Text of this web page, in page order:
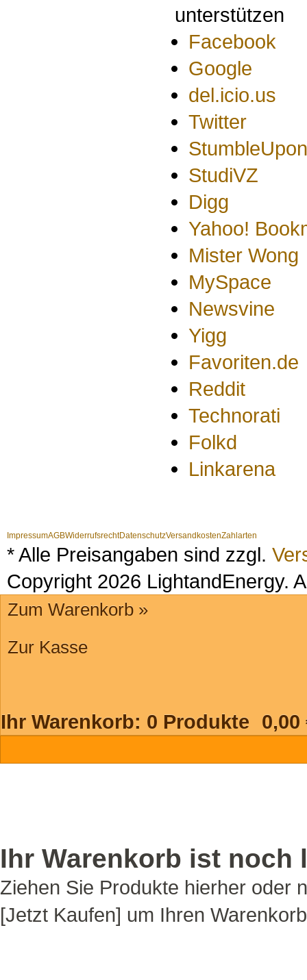
Facebook
Google
del.icio.us
Twitter
StumbleUpon
StudiVZ
Digg
Yahoo!
Mister Wong
MySpace
Newsvine
Yigg
Favoriten.de
Reddit
Technorati
Folkd
Linkarena
ImpressumAGBWiderrufsrechtDatenschutzVersandkostenZahlarten
* Alle Preisangaben sind zzgl.
Copyright 2026 LightandEnergy.
Zum Warenkorb »
Zur Kasse
Ihr Warenkorb: 0 Produkte 0,00
Ihr Warenkorb ist noch
Ziehen Sie Produkte hierher oder
[Jetzt Kaufen] um Ihren